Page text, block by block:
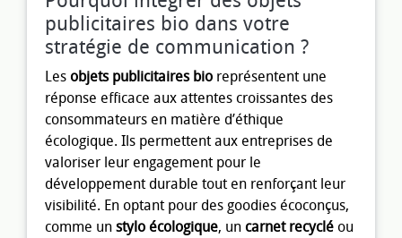
publicitaires bio dans votre
stratégie de communication ?
Les objets publicitaires bio représentent une
réponse efficace aux attentes croissantes des
consommateurs en matière d’éthique
écologique. Ils permettent aux entreprises de
valoriser leur engagement pour le
développement durable tout en renforçant leur
visibilité. En optant pour des goodies écoconçus,
comme un stylo écologique, un carnet recyclé ou